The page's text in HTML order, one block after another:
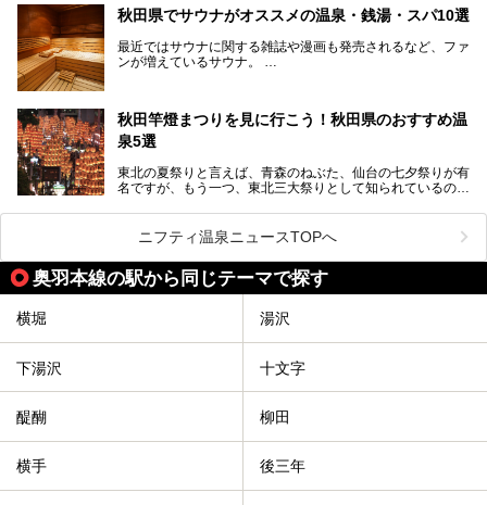
げ」など、全国的に有名な催しも多い秋田県。観光旅行にも
役立つ、県内のおすすめスーパー銭湯＆立ち寄り湯情報をご
紹介します。
岩盤浴入り放題なのに1泊3,500円からと破格の安さ！
観光にも便利な「天然温泉 ホテルこまち」の魅力をたっぷ
りお届けします。
秋田県でサウナがオススメの温泉・銭湯・スパ10選
最近ではサウナに関する雑誌や漫画も発売されるなど、ファ
ンが増えているサウナ。
こだわりを持つ施設も増えています。
今回はそんな今話題のサウナが楽しめる、秋田県内にあるオ
ススメ温泉・銭湯・スパを10件まとめてご紹介します。
秋田竿燈まつりを見に行こう！秋田県のおすすめ温
泉5選
東北の夏祭りと言えば、青森のねぶた、仙台の七夕祭りが有
名ですが、もう一つ、東北三大祭りとして知られているのが
毎年8月3日から6日に行われる「秋田竿燈まつり」は、たく
さんの提灯をぶらさげた大きな竿燈を「ドッコイショ」の掛
け声にあわせて秋田駅周辺を練り歩きます。
竿燈の数は230本、１万個の提灯がまるで天の川のように連
なり、秋田の夜を照らします。
竿燈まつりを見た後は、秋田の温泉で骨休め。秋田美人を生
ニフティ温泉ニュースTOPへ
奥羽本線の駅から同じテーマで探す
横堀 湯沢
下湯沢 十文字
醍醐 柳田
横手 後三年